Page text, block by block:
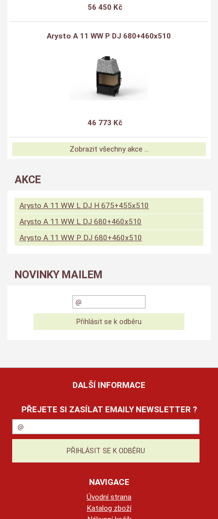
56 450 Kč
Arysto A 11 WW P DJ 680+460x510
46 773 Kč
Zobrazit všechny akce ...
AKCE
Arysto A 11 WW L DJ H 675+455x510
Arysto A 11 WW L DJ 680+460x510
Arysto A 11 WW P DJ 680+460x510
NOVINKY MAILEM
DALŠÍ INFORMACE
PŘEJETE SI ZASÍLAT EMAILY NEWSLETTER ?
NAVIGACE
Úvodní strana
Katalog zboží